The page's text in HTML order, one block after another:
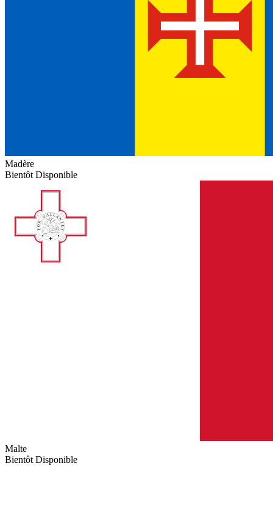
Madère
Bientôt Disponible
Malte
Bientôt Disponible